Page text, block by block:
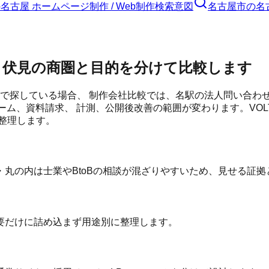
名古屋 ホームページ制作 / Web制作検索意図 名古屋市の名
見の商圏と目的を分けて比較します
探している場合、 制作会社比較では、名駅の法人問い合
、資料請求、 計測、公開後改善の範囲が変わります。
理します。
の内は士業やBtoBの相談が混ざりやすいため、見せる証
けに詰め込まず用途別に整理します。